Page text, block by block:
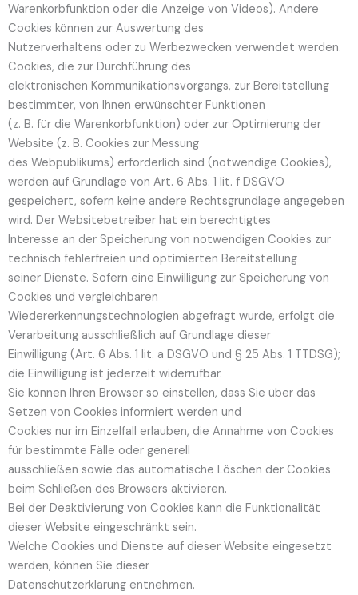
Warenkorbfunktion oder die Anzeige von Videos). Andere
Cookies können zur Auswertung des
Nutzerverhaltens oder zu Werbezwecken verwendet werden.
Cookies, die zur Durchführung des
elektronischen Kommunikationsvorgangs, zur Bereitstellung
bestimmter, von Ihnen erwünschter Funktionen
(z. B. für die Warenkorbfunktion) oder zur Optimierung der
Website (z. B. Cookies zur Messung
des Webpublikums) erforderlich sind (notwendige Cookies),
werden auf Grundlage von Art. 6 Abs. 1 lit. f DSGVO
gespeichert, sofern keine andere Rechtsgrundlage angegeben
wird. Der Websitebetreiber hat ein berechtigtes
Interesse an der Speicherung von notwendigen Cookies zur
technisch fehlerfreien und optimierten Bereitstellung
seiner Dienste. Sofern eine Einwilligung zur Speicherung von
Cookies und vergleichbaren
Wiedererkennungstechnologien abgefragt wurde, erfolgt die
Verarbeitung ausschließlich auf Grundlage dieser
Einwilligung (Art. 6 Abs. 1 lit. a DSGVO und § 25 Abs. 1 TTDSG);
die Einwilligung ist jederzeit widerrufbar.
Sie können Ihren Browser so einstellen, dass Sie über das
Setzen von Cookies informiert werden und
Cookies nur im Einzelfall erlauben, die Annahme von Cookies
für bestimmte Fälle oder generell
ausschließen sowie das automatische Löschen der Cookies
beim Schließen des Browsers aktivieren.
Bei der Deaktivierung von Cookies kann die Funktionalität
dieser Website eingeschränkt sein.
Welche Cookies und Dienste auf dieser Website eingesetzt
werden, können Sie dieser
Datenschutzerklärung entnehmen.